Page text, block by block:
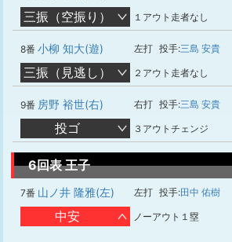
三振（空振り） １アウト走者なし
8番 小柳 知大(遊) 左打 投手:三島 安貴
三振（見逃し） ２アウト走者なし
9番 房野 裕世(右) 右打 投手:三島 安貴
投ゴ ３アウトチェンジ
6回表 王子
7番 山ノ井 隆雅(左) 左打 投手:田中 佑樹
中安 ノーアウト１塁